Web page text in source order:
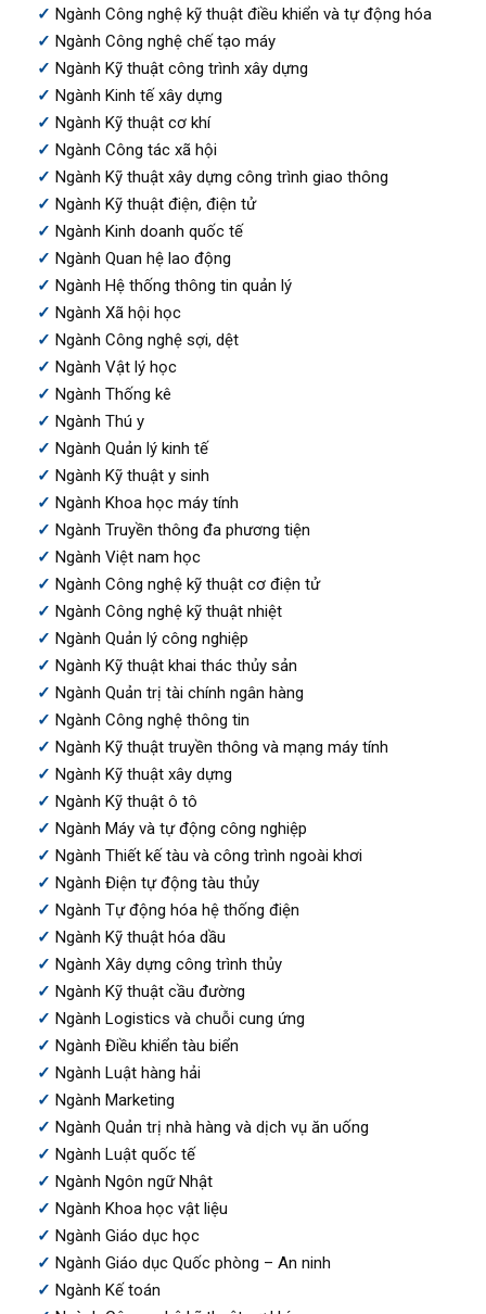
Ngành Công nghệ kỹ thuật điều khiển và tự động hóa
Ngành Công nghệ chế tạo máy
Ngành Kỹ thuật công trình xây dựng
Ngành Kinh tế xây dựng
Ngành Kỹ thuật cơ khí
Ngành Công tác xã hội
Ngành Kỹ thuật xây dựng công trình giao thông
Ngành Kỹ thuật điện, điện tử
Ngành Kinh doanh quốc tế
Ngành Quan hệ lao động
Ngành Hệ thống thông tin quản lý
Ngành Xã hội học
Ngành Công nghệ sợi, dệt
Ngành Vật lý học
Ngành Thống kê
Ngành Thú y
Ngành Quản lý kinh tế
Ngành Kỹ thuật y sinh
Ngành Khoa học máy tính
Ngành Truyền thông đa phương tiện
Ngành Việt nam học
Ngành Công nghệ kỹ thuật cơ điện tử
Ngành Công nghệ kỹ thuật nhiệt
Ngành Quản lý công nghiệp
Ngành Kỹ thuật khai thác thủy sản
Ngành Quản trị tài chính ngân hàng
Ngành Công nghệ thông tin
Ngành Kỹ thuật truyền thông và mạng máy tính
Ngành Kỹ thuật xây dựng
Ngành Kỹ thuật ô tô
Ngành Máy và tự động công nghiệp
Ngành Thiết kế tàu và công trình ngoài khơi
Ngành Điện tự động tàu thủy
Ngành Tự động hóa hệ thống điện
Ngành Kỹ thuật hóa dầu
Ngành Xây dựng công trình thủy
Ngành Kỹ thuật cầu đường
Ngành Logistics và chuỗi cung ứng
Ngành Điều khiển tàu biển
Ngành Luật hàng hải
Ngành Marketing
Ngành Quản trị nhà hàng và dịch vụ ăn uống
Ngành Luật quốc tế
Ngành Ngôn ngữ Nhật
Ngành Khoa học vật liệu
Ngành Giáo dục học
Ngành Giáo dục Quốc phòng – An ninh
Ngành Kế toán